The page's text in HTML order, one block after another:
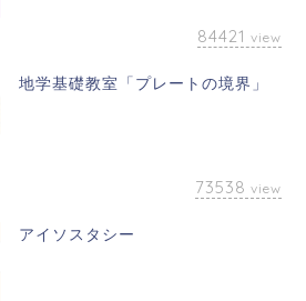
84421 view
地学基礎教室「プレートの境界」
73538 view
アイソスタシー